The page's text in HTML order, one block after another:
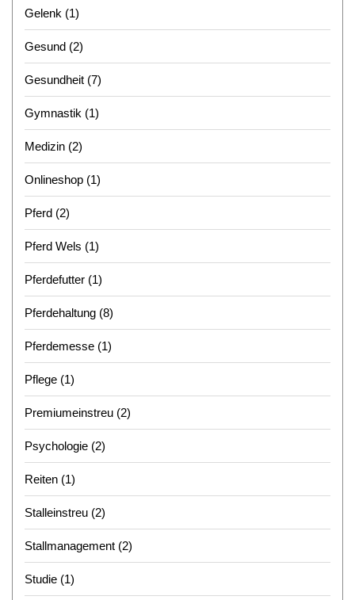
Gelenk (1)
Gesund (2)
Gesundheit (7)
Gymnastik (1)
Medizin (2)
Onlineshop (1)
Pferd (2)
Pferd Wels (1)
Pferdefutter (1)
Pferdehaltung (8)
Pferdemesse (1)
Pflege (1)
Premiumeinstreu (2)
Psychologie (2)
Reiten (1)
Stalleinstreu (2)
Stallmanagement (2)
Studie (1)